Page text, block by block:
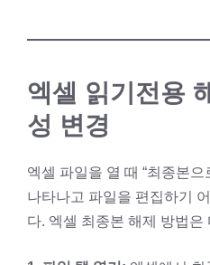
엑셀 읽기전용
성 변경
엑셀 파일을 열 때 “최종본
나타나고 파일을 편집하기
다. 엑셀 최종본 해제 방법은